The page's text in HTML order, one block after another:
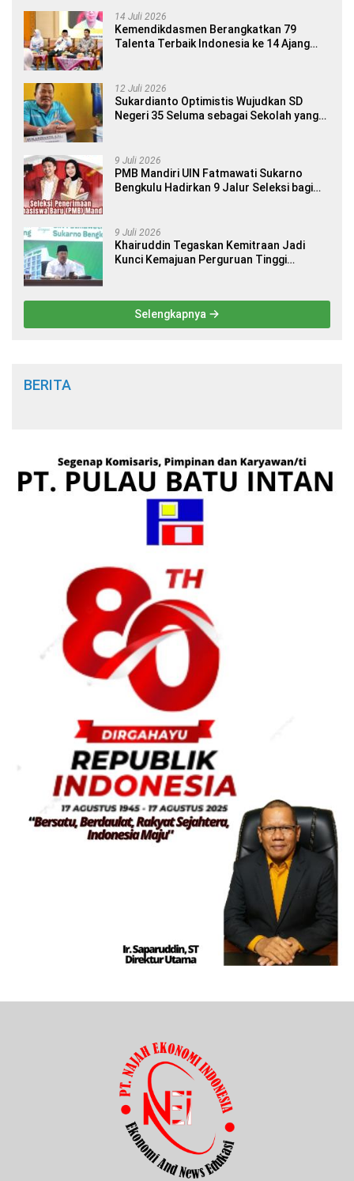
14 Juli 2026
Kemendikdasmen Berangkatkan 79
Talenta Terbaik Indonesia ke 14 Ajang
12 Juli 2026
Sukardianto Optimistis Wujudkan SD
Negeri 35 Seluma sebagai Sekolah yang
9 Juli 2026
PMB Mandiri UIN Fatmawati Sukarno
Bengkulu Hadirkan 9 Jalur Seleksi bagi
9 Juli 2026
Khairuddin Tegaskan Kemitraan Jadi
Kunci Kemajuan Perguruan Tinggi
Selengkapnya
BERITA